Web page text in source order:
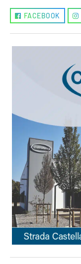
FACEBOOK